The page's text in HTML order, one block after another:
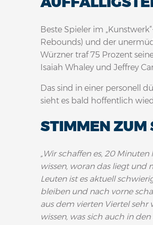
Beste Spieler im
Rebounds) und der
Würzner traf 75 Prozent
Isaiah Whaley und Jeffrey
Das sind in einer personell
sieht es bald hoffentlich
STIMMEN ZUM
„Wir schaffen es, 20
wissen, woran das liegt und
Leuten ist es aktuell
bleiben und nach vorne
aus dem vierten Viertel sehr
wissen, was sich auch in